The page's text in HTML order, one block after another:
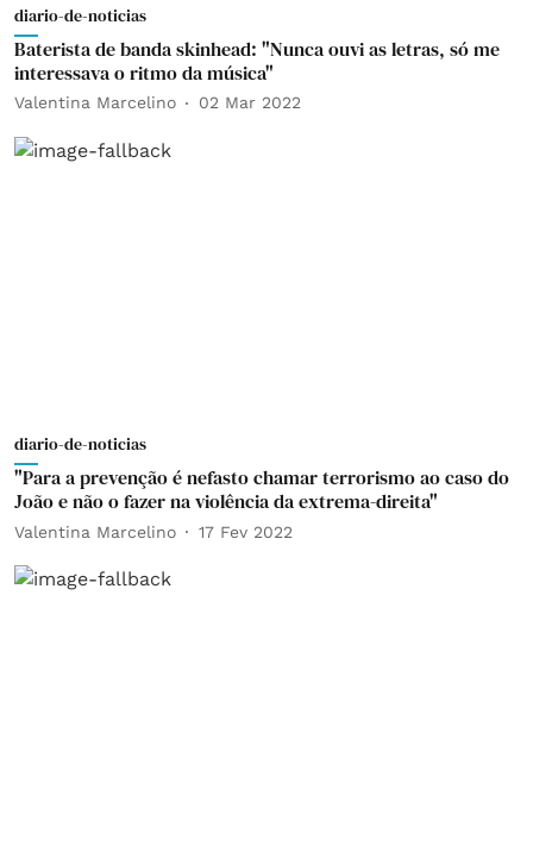
diario-de-noticias
Baterista de banda skinhead: "Nunca ouvi as letras, só me
interessava o ritmo da música"
Valentina Marcelino 02 Mar 2022
diario-de-noticias
"Para a prevenção é nefasto chamar terrorismo ao caso do
João e não o fazer na violência da extrema-direita"
Valentina Marcelino 17 Fev 2022